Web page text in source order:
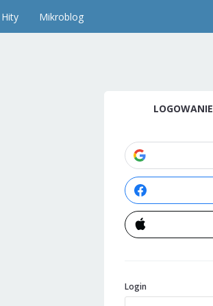
Hity Mikroblog
LOGOWANIE
Login